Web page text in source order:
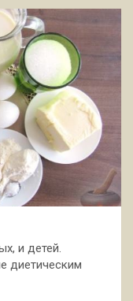
и детей.
диетическим